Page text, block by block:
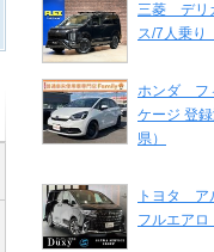
三菱 デリ
ス/7人乗り
ホンダ フ
ケージ 登
県）
トヨタ ア
フルエアロ